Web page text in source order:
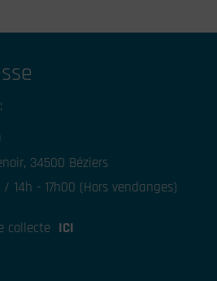
:
34500 Béziers
14h - 17h00 (Hors vendanges)
collecte ICI